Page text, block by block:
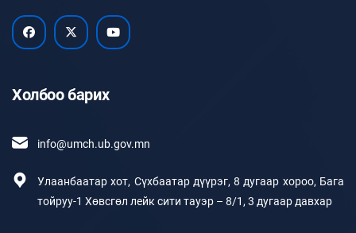
Холбоо барих
info@umch.ub.gov.mn
Улаанбаатар хот, Сүхбаатар дүүрэг, 8 дугаар хороо, Бага
тойруу-1 Хөвсгөл лейк сити тауэр – 8/1, 3 дугаар давхар